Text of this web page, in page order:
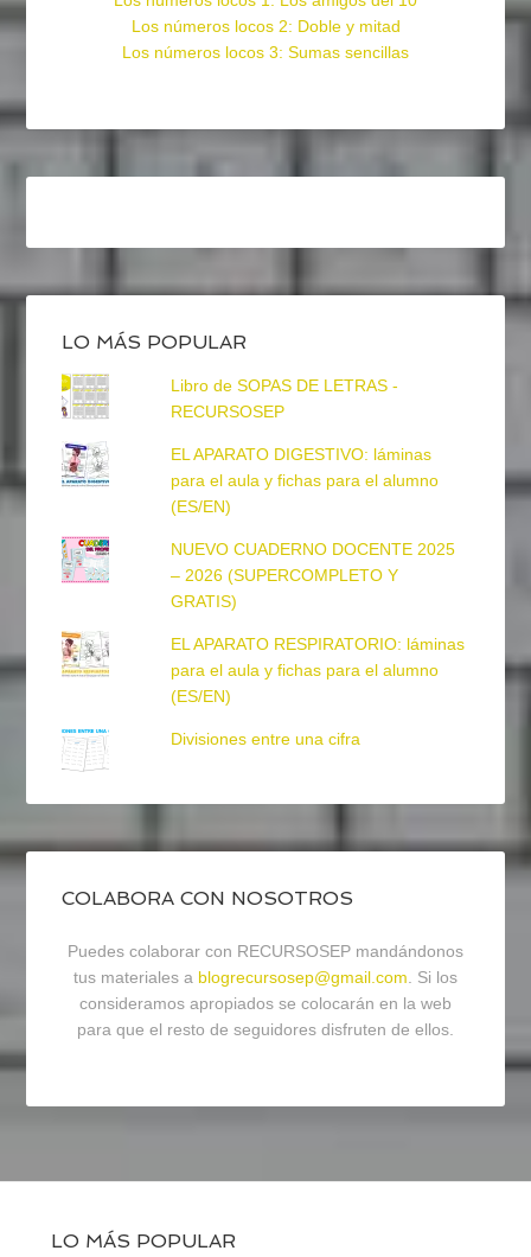
Los números locos 2: Doble y mitad
Los números locos 3: Sumas sencillas
LO MÁS POPULAR
Libro de SOPAS DE LETRAS -
RECURSOSEP
EL APARATO DIGESTIVO: láminas
para el aula y fichas para el alumno
(ES/EN)
NUEVO CUADERNO DOCENTE 2025
– 2026 (SUPERCOMPLETO Y
GRATIS)
EL APARATO RESPIRATORIO: láminas
para el aula y fichas para el alumno
(ES/EN)
Divisiones entre una cifra
COLABORA CON NOSOTROS
Puedes colaborar con RECURSOSEP mandándonos
tus materiales a blogrecursosep@gmail.com. Si los
consideramos apropiados se colocarán en la web
para que el resto de seguidores disfruten de ellos.
LO MÁS POPULAR